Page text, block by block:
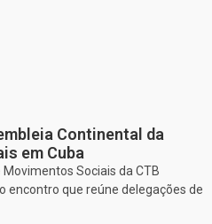
Continental da
em Cuba
Sociais da CTB
encontro que reúne delegações de